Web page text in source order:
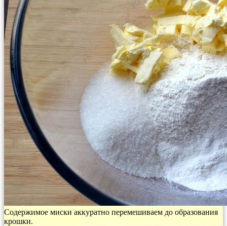
Содержимое миски аккуратно перемешиваем до образования
крошки.